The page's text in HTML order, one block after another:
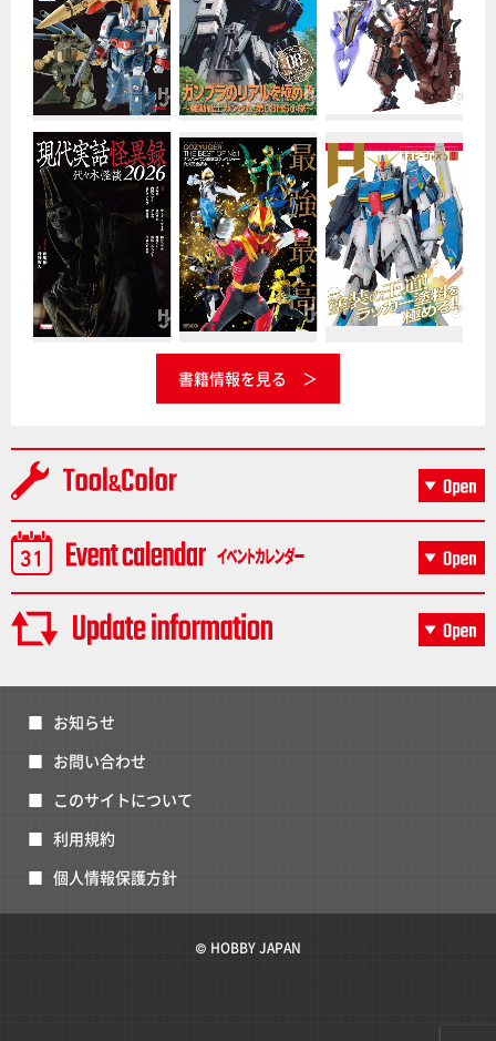
書籍情報を見る
お知らせ
お問い合わせ
このサイトについて
利用規約
個人情報保護方針
© HOBBY JAPAN